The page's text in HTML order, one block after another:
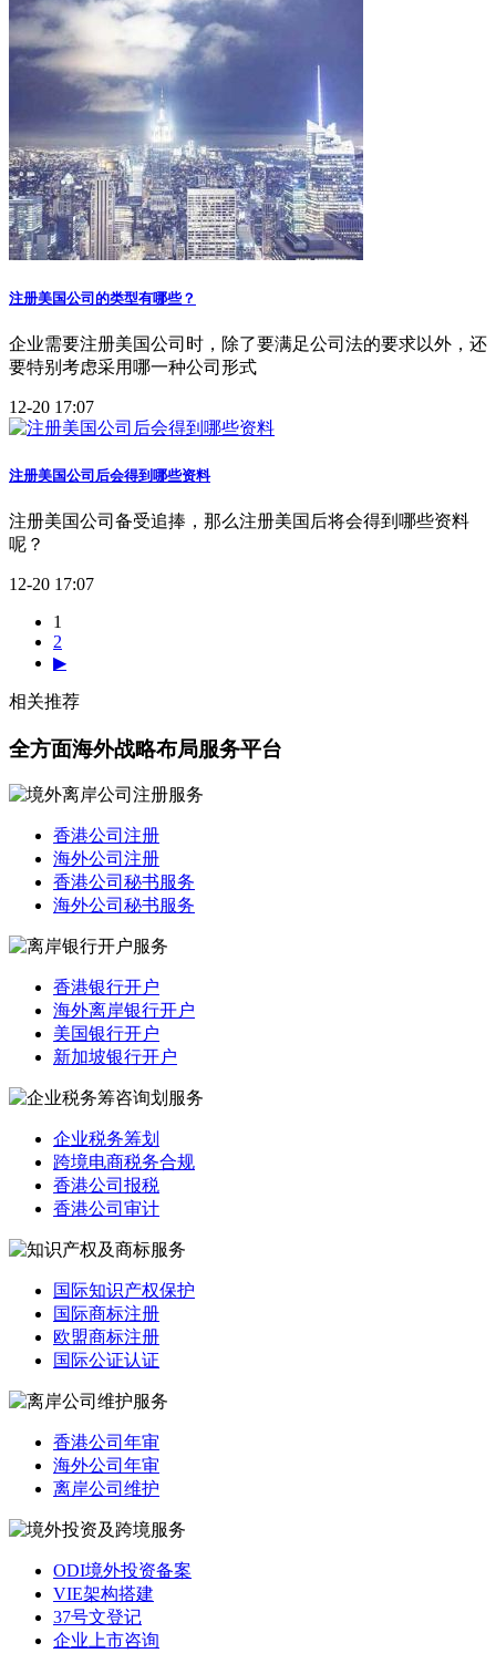
注册美国公司的类型有哪些？
企业需要注册美国公司时，除了要满足公司法的要求以外，还
要特别考虑采用哪一种公司形式
12-20 17:07
注册美国公司后会得到哪些资料
注册美国公司备受追捧，那么注册美国后将会得到哪些资料
呢？
12-20 17:07
1
2
▶
相关推荐
全方面海外战略布局服务平台
香港公司注册
海外公司注册
香港公司秘书服务
海外公司秘书服务
香港银行开户
海外离岸银行开户
美国银行开户
新加坡银行开户
企业税务筹划
跨境电商税务合规
香港公司报税
香港公司审计
国际知识产权保护
国际商标注册
欧盟商标注册
国际公证认证
香港公司年审
海外公司年审
离岸公司维护
ODI境外投资备案
VIE架构搭建
37号文登记
企业上市咨询